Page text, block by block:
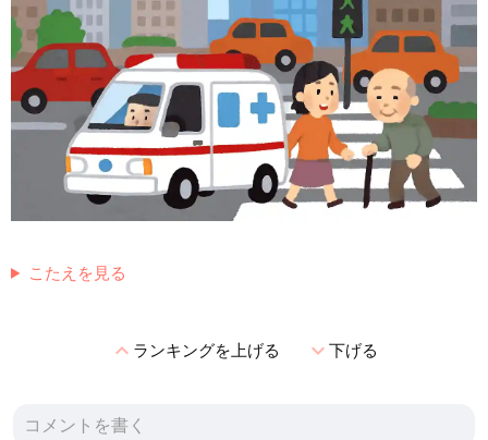
こたえを見る
expand_lessランキングを上げる expand_more下げる